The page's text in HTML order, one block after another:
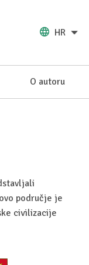
HR
O autoru
područje je
civilizacije